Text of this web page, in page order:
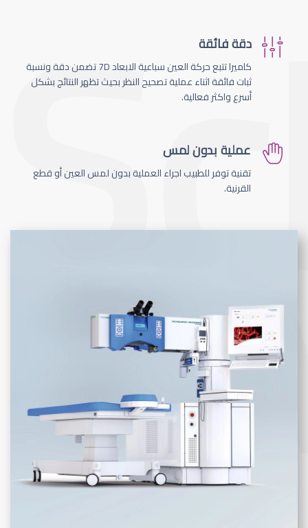
دقة فائقة
كاميرا تتبع حركة العين سباعية الابعاد 7D تضمن دقة ونسبة
ثبات فائقة اثناء عملية تصحيح النظر بحيث تظهر النتائج بشكل
أسرع واكثر فعالية.
عملية بدون لمس
تقنية توفر للطبيب اجراء العملية بدون لمس العين أو قطع
القرنية.